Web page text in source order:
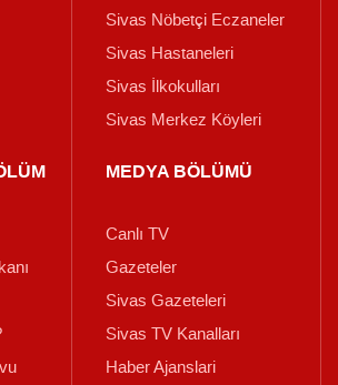
Sivas Nöbetçi Eczaneler
Sivas Hastaneleri
Sivas İlkokulları
Sivas Merkez Köyleri
MEDYA BÖLÜMÜ
Canlı TV
Gazeteler
Sivas Gazeteleri
Sivas TV Kanalları
Haber Ajanslari